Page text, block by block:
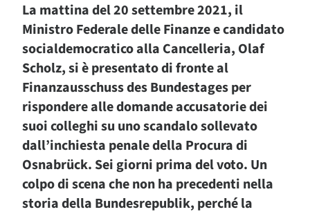
La mattina del 20 settembre 2021, il
Ministro Federale delle Finanze e candidato
socialdemocratico alla Cancelleria, Olaf
Scholz, si è presentato di fronte al
Finanzausschuss des Bundestages per
rispondere alle domande accusatorie dei
suoi colleghi su uno scandalo sollevato
dall’inchiesta penale della Procura di
Osnabrück. Sei giorni prima del voto. Un
colpo di scena che non ha precedenti nella
storia della Bundesrepublik, perché la